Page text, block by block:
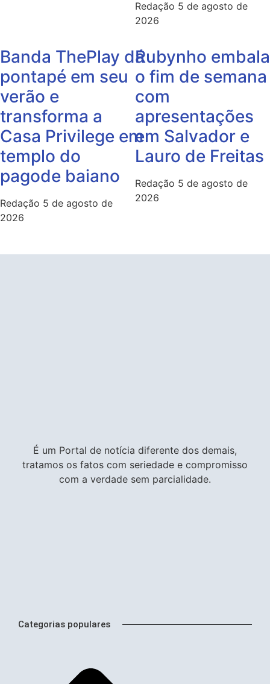
Redação 5 de agosto de
2026
Banda ThePlay dá
pontapé em seu
verão e
transforma a
Casa Privilege em
templo do
pagode baiano
Redação 5 de agosto de
2026
Rubynho embala
o fim de semana
com
apresentações
em Salvador e
Lauro de Freitas
Redação 5 de agosto de
2026
É um Portal de notícia diferente dos demais,
tratamos os fatos com seriedade e compromisso
com a verdade sem parcialidade.
Categorias populares